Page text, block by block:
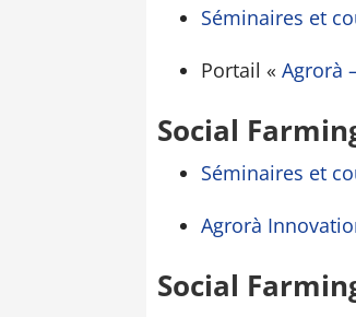
Séminaires et
Portail «Agrorà
Social
Séminaires et
Agrorà
Social